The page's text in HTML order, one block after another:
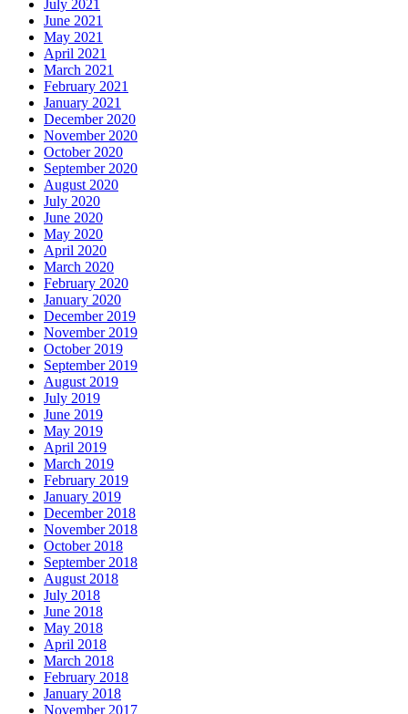
July 2021
June 2021
May 2021
April 2021
March 2021
February 2021
January 2021
December 2020
November 2020
October 2020
September 2020
August 2020
July 2020
June 2020
May 2020
April 2020
March 2020
February 2020
January 2020
December 2019
November 2019
October 2019
September 2019
August 2019
July 2019
June 2019
May 2019
April 2019
March 2019
February 2019
January 2019
December 2018
November 2018
October 2018
September 2018
August 2018
July 2018
June 2018
May 2018
April 2018
March 2018
February 2018
January 2018
November 2017